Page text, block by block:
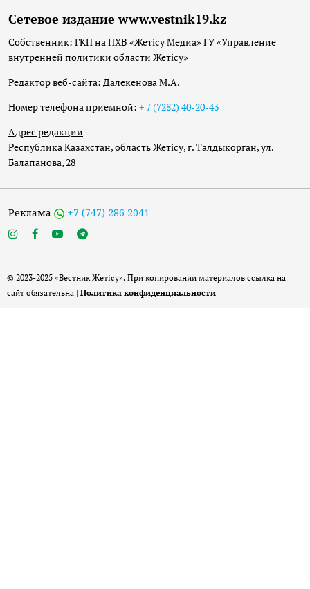
Сетевое издание www.vestnik19.kz
Собственник: ГКП на ПХВ «Жетісу Медиа» ГУ «Управление
внутренней политики области Жетісу»
Редактор веб-сайта: Далекенова М.А.
Номер телефона приёмной: + 7 (7282) 40-20-43
Адрес редакции
Республика Казахстан, область Жетісу, г. Талдыкорган, ул.
Балапанова, 28
Реклама +7 (747) 286 2041
© 2023-2025 «Вестник Жетісу». При копировании материалов ссылка на
сайт обязательна | Политика конфиденциальности